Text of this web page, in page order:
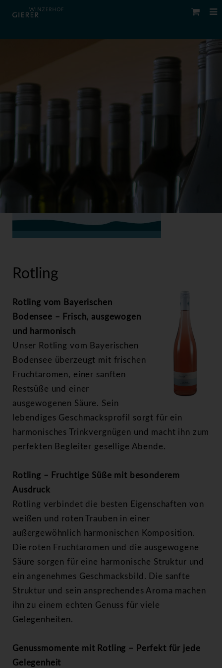
Rotling
Rotling vom Bayerischen
Bodensee – Frisch, ausgewogen
und harmonisch
Unser Rotling vom Bayerischen
Bodensee überzeugt mit frischen
Fruchtaromen, einer sanften
Restsüße und einer
ausgewogenen Säure. Sein
lebendiges Geschmacksprofil sorgt für ein
harmonisches Trinkvergnügen und macht ihn zum
perfekten Begleiter gesellige Abende.
Rotling – Fruchtige Süße mit besonderem
Ausdruck
Rotling verbindet die besten Eigenschaften von
weißen und roten Trauben in einer
außergewöhnlich harmonischen Komposition.
Die roten Fruchtaromen und die ausgewogene
Säure sorgen für eine harmonische Struktur und
ein angenehmes Geschmacksbild. Die sanfte
Struktur und sein ansprechendes Aroma machen
ihn zu einem echten Genuss für viele
Gelegenheiten.
Genussmomente mit Rotling – Perfekt für jede
Gelegenheit